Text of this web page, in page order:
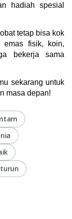
hadiah spesial
tetap bisa kok
emas fisik, koin,
bekerja sama
sekarang untuk
masa depan!